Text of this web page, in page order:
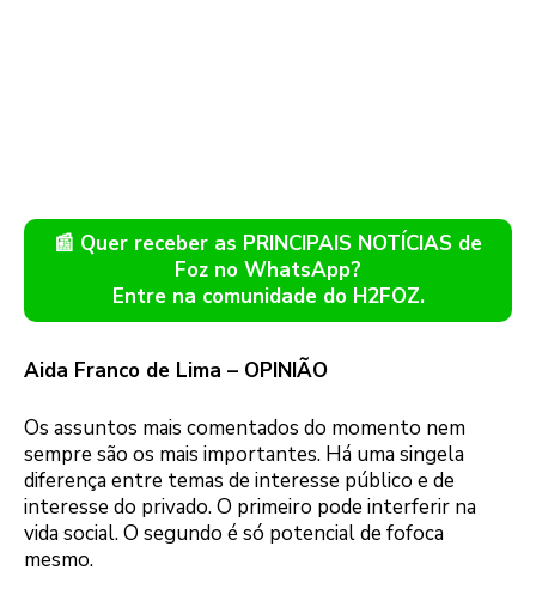
📰 Quer receber as PRINCIPAIS NOTÍCIAS de
Foz no WhatsApp?
Entre na comunidade do H2FOZ.
Aida Franco de Lima – OPINIÃO
Os assuntos mais comentados do momento nem
sempre são os mais importantes. Há uma singela
diferença entre temas de interesse público e de
interesse do privado. O primeiro pode interferir na
vida social. O segundo é só potencial de fofoca
mesmo.